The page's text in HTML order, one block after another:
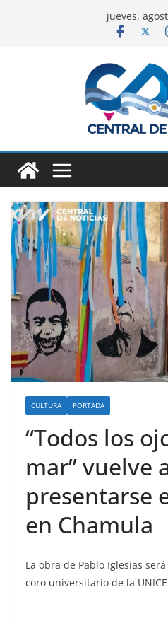
jueves,
CULTURA PORTADA
“Todos los
mar” vuelve
presentarse
en Chamula
La obra de Pablo Iglesias
coro universitario de la